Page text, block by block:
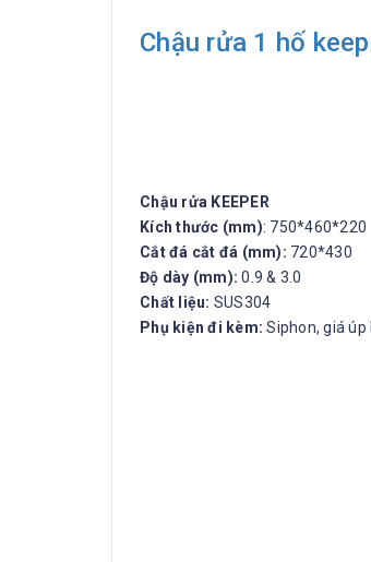
Chậu rửa 1 hố
Chậu rửa KEEPER
Kích thước (mm): 750*460*220
Cắt đá cắt đá (mm): 720*430
Độ dày (mm): 0.9 & 3.0
Chất liệu: SUS304
Phụ kiện đi kèm: Siphon, giá